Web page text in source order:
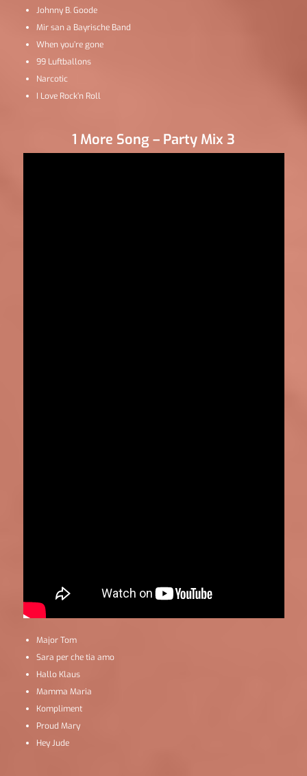
Johnny B. Goode
Mir san a Bayrische Band
When you’re gone
99 Luftballons
Narcotic
I Love Rock’n Roll
1 More Song – Party Mix 3
Major Tom
Sara per che tia amo
Hallo Klaus
Mamma Maria
Kompliment
Proud Mary
Hey Jude